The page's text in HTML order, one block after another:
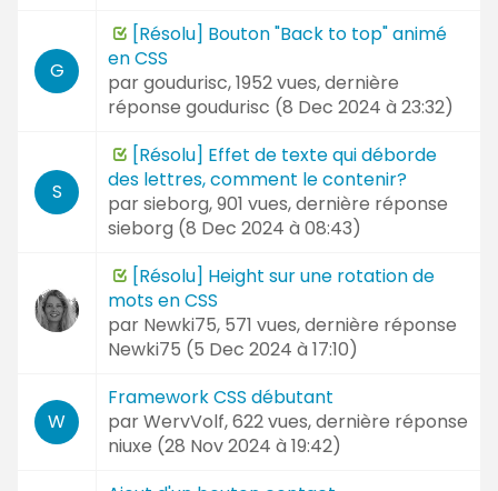
G
[Résolu] Bouton "Back to top" animé
en CSS
pargoudurisc, 1952 vues, dernière
réponse goudurisc (8 Dec 2024 à 23:32)
S
[Résolu] Effet de texte qui déborde
des lettres, comment le contenir?
parsieborg, 901 vues, dernière réponse
sieborg (8 Dec 2024 à 08:43)
[Résolu] Height sur une rotation de
mots en CSS
par Newki75, 571 vues, dernière réponse
Newki75 (5 Dec 2024 à 17:10)
W
Framework CSS débutant
parWervVolf, 622 vues, dernière réponse
niuxe (28 Nov 2024 à 19:42)